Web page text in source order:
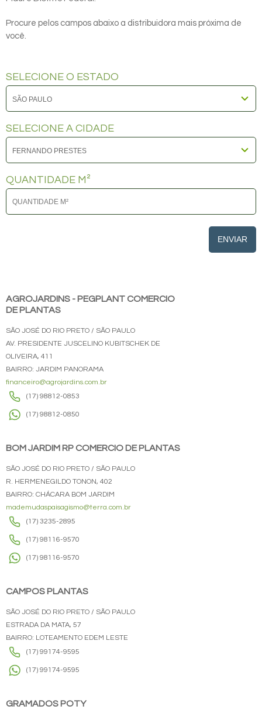
Procure pelos campos abaixo a distribuidora mais próxima de
você.
SELECIONE O ESTADO
SELECIONE A CIDADE
QUANTIDADE M²
ENVIAR
AGROJARDINS - PEGPLANT COMERCIO
DE PLANTAS
SÃO JOSÉ DO RIO PRETO / SÃO PAULO
AV. PRESIDENTE JUSCELINO KUBITSCHEK DE
OLIVEIRA, 411
BAIRRO: JARDIM PANORAMA
financeiro@agrojardins.com.br
(17) 98812-0853
(17) 98812-0850
BOM JARDIM RP COMERCIO DE PLANTAS
SÃO JOSÉ DO RIO PRETO / SÃO PAULO
R. HERMENEGILDO TONON, 402
BAIRRO: CHÁCARA BOM JARDIM
mademudaspaisagismo@terra.com.br
(17) 3235-2895
(17) 98116-9570
(17) 98116-9570
CAMPOS PLANTAS
SÃO JOSÉ DO RIO PRETO / SÃO PAULO
ESTRADA DA MATA, 57
BAIRRO: LOTEAMENTO EDEM LESTE
(17) 99174-9595
(17) 99174-9595
GRAMADOS POTY